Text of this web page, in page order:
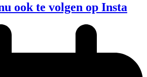
ook te volgen op Insta